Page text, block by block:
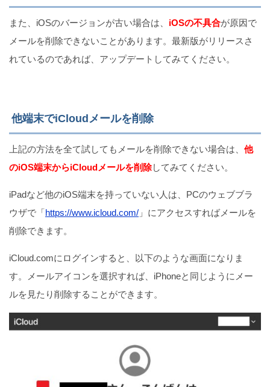
また、iOSのバージョンが古い場合は、 iOSの不具合が原因で
メールを削除できないことがあります。最新版がリリースさ
れているのであれば、アップデートしてみてください。
他端末でiCloudメールを削除
上記の方法を全て試してもメールを削除できない場合は、 他
のiOS端末からiCloudメールを削除してみてください。
iPadなど他のiOS端末を持っていない人は、PCのウェブブラ
ウザで「https://www.icloud.com/ 」にアクセスすればメールを
削除できます。
iCloud.comにログインすると、以下のような画面になりま
す。メールアイコンを選択すれば、iPhoneと同じようにメー
ルを見たり削除することができます。